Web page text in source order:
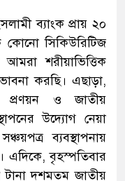
ব্যাংক প্রায় ২০
কোনো সিকিউরিটিজ
শরীয়াভিত্তিক
করছি। এছাড়া,
প্রণয়ন ও জাতীয়
উদ্যোগ নেয়া
ব্যবস্থাপনায়
বৃহস্পতিবার
টানা দশমতম জাতীয়